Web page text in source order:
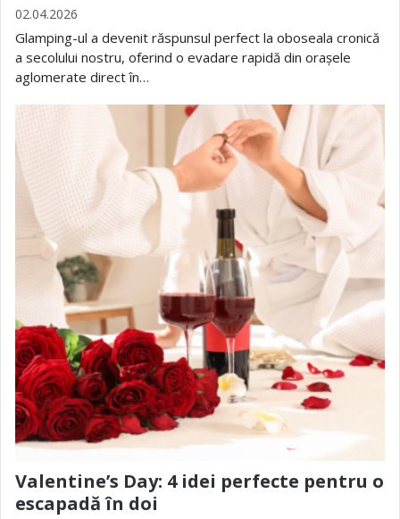
02.04.2026
Glamping-ul a devenit răspunsul perfect la oboseala cronică
a secolului nostru, oferind o evadare rapidă din orașele
aglomerate direct în…
Valentine’s Day: 4 idei perfecte pentru o
escapadă în doi